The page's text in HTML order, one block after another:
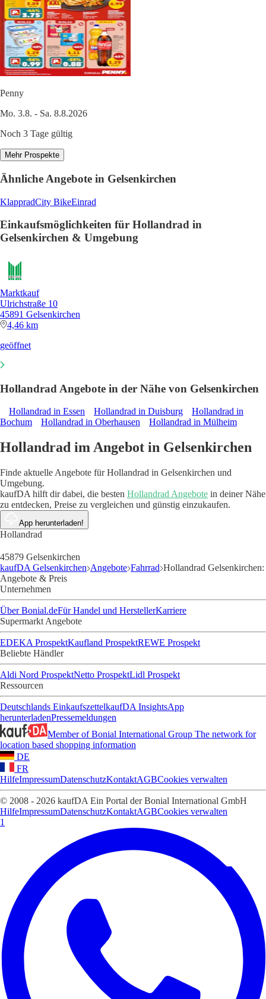
Penny
Mo. 3.8. - Sa. 8.8.2026
Noch 3 Tage gültig
Mehr Prospekte
Ähnliche Angebote in Gelsenkirchen
KlappradCity BikeEinrad
Einkaufsmöglichkeiten für Hollandrad in
Gelsenkirchen & Umgebung
Marktkauf
Ulrichstraße 10
45891 Gelsenkirchen
4,46 km
geöffnet
Hollandrad Angebote in der Nähe von Gelsenkirchen
Hollandrad in Essen Hollandrad in Duisburg
Hollandrad in
Bochum
Hollandrad in Oberhausen Hollandrad in Mülheim
Hollandrad im Angebot in Gelsenkirchen
Finde aktuelle Angebote für Hollandrad in Gelsenkirchen und
Umgebung.
kaufDA hilft dir dabei, die besten Hollandrad Angebote in deiner Nähe
zu entdecken, Preise zu vergleichen und günstig einzukaufen.
App herunterladen!
Hollandrad
45879 Gelsenkirchen
kaufDA Gelsenkirchen Angebote Fahrrad Hollandrad Gelsenkirchen:
Angebote & Preis
Unternehmen
Über Bonial.deFür Handel und HerstellerKarriere
Supermarkt Angebote
EDEKA ProspektKaufland ProspektREWE Prospekt
Beliebte Händler
Aldi Nord ProspektNetto ProspektLidl Prospekt
Ressourcen
Deutschlands EinkaufszettelkaufDA InsightsApp
herunterladenPressemeldungen
Member of Bonial International Group The network for
location based shopping information
DE
FR
HilfeImpressumDatenschutzKontaktAGBCookies verwalten
© 2008 - 2026 kaufDA Ein Portal der Bonial International GmbH
HilfeImpressumDatenschutzKontaktAGBCookies verwalten
1